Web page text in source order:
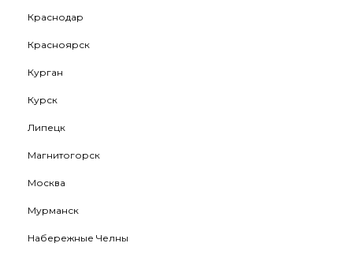
Краснодар
Красноярск
Курган
Курск
Липецк
Магнитогорск
Москва
Мурманск
Набережные Челны